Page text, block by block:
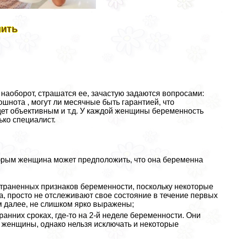
страшатся ее, зачастую задаются вопросами:
, могут ли мecячные быть гарантией, что
объективным и т.д. У каждой женщины беременность
специалист.
женщина может предположить, что она беременна
признаков беременности, поскольку некоторые
не отслеживают свое состояние в течение первых
далее, не слишком ярко выражены;
сроках, где-то на 2-й неделе беременности. Они
однако нельзя исключать и некоторые